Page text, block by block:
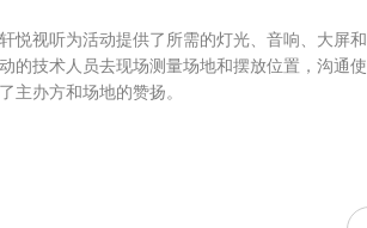
悦视听为活动提供了所需的灯光、音响、大屏
的技术人员去现场测量场地和摆放位置，沟通
主办方和场地的赞扬。